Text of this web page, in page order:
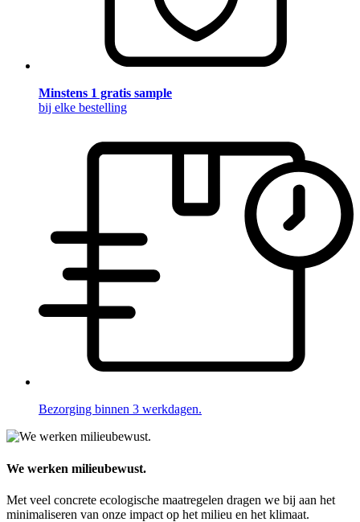
Minstens 1 gratis sample
bij elke bestelling
Bezorging binnen 3 werkdagen.
We werken milieubewust.
Met veel concrete ecologische maatregelen dragen we bij aan het
minimaliseren van onze impact op het milieu en het klimaat.